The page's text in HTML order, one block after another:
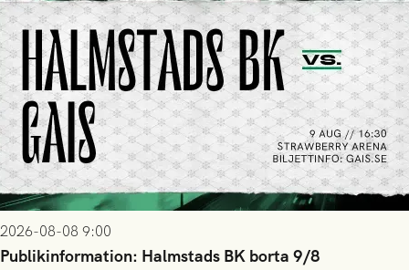
2026-08-08 9:00
Publikinformation: Halmstads BK borta 9/8